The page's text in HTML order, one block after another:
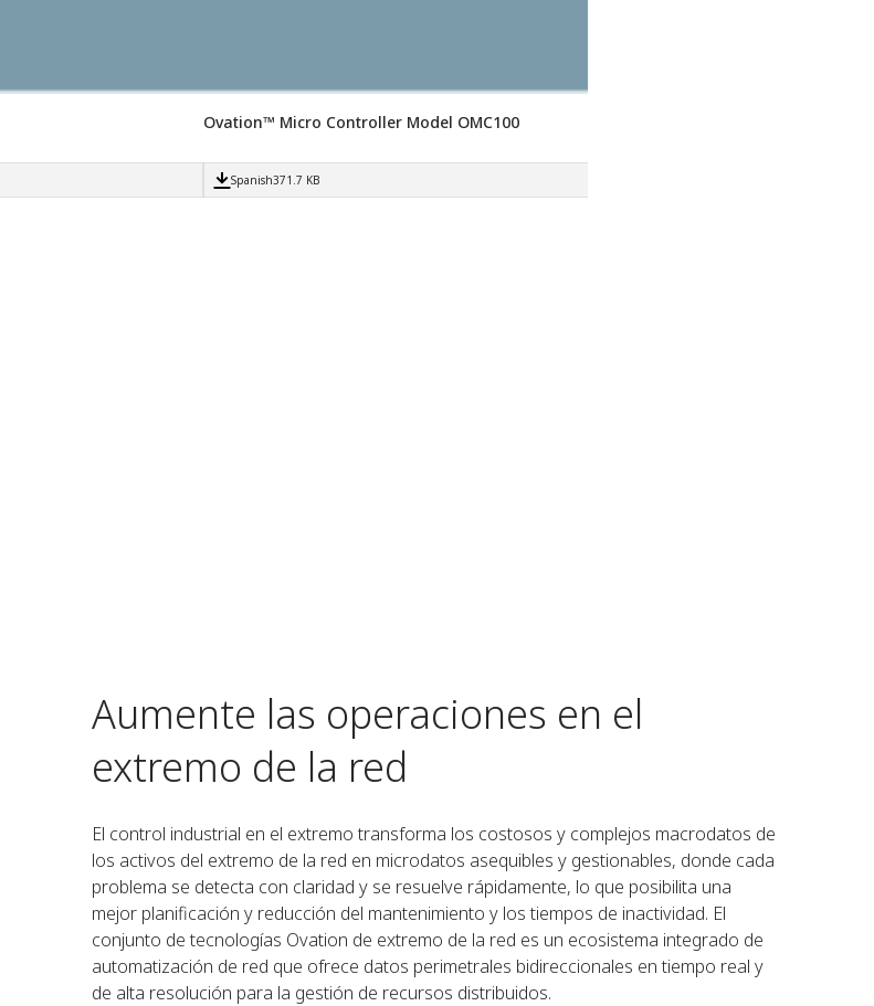
Ovation™ Micro Controller Model OMC100
Spanish371.7 KB
Aumente las operaciones en el
extremo de la red
El control industrial en el extremo transforma los costosos y complejos macrodatos de
los activos del extremo de la red en microdatos asequibles y gestionables, donde cada
problema se detecta con claridad y se resuelve rápidamente, lo que posibilita una
mejor planificación y reducción del mantenimiento y los tiempos de inactividad. El
conjunto de tecnologías Ovation de extremo de la red es un ecosistema integrado de
automatización de red que ofrece datos perimetrales bidireccionales en tiempo real y
de alta resolución para la gestión de recursos distribuidos.